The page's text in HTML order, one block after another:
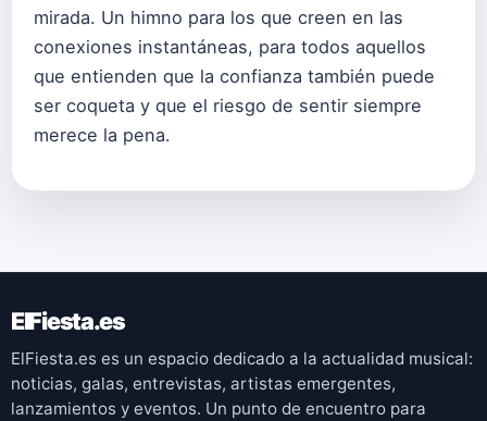
mirada. Un himno para los que creen en las
conexiones instantáneas, para todos aquellos
que entienden que la confianza también puede
ser coqueta y que el riesgo de sentir siempre
merece la pena.
ElFiesta.es
ElFiesta.es es un espacio dedicado a la actualidad musical:
noticias, galas, entrevistas, artistas emergentes,
lanzamientos y eventos. Un punto de encuentro para